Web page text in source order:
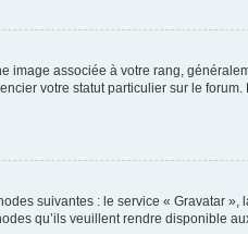
image associée à votre rang,
votre statut particulier sur le forum.
suivantes : le service « Gravatar »,
qu’ils veuillent rendre disponible